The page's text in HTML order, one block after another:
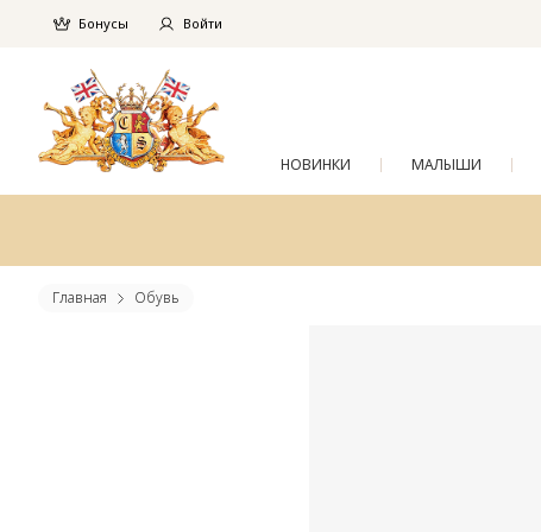
Бонусы Войти
НОВИНКИ МАЛЫШИ
Главная Обувь